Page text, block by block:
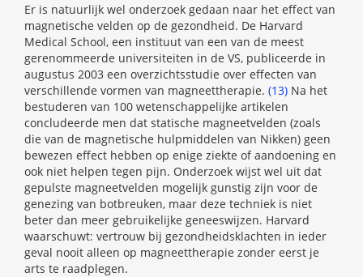
Er is natuurlijk wel onderzoek gedaan naar het effect van
magnetische velden op de gezondheid. De Harvard
Medical School, een instituut van een van de meest
gerenommeerde universiteiten in de VS, publiceerde in
augustus 2003 een overzichtsstudie over effecten van
verschillende vormen van magneettherapie. (13) Na het
bestuderen van 100 wetenschappelijke artikelen
concludeerde men dat statische magneetvelden (zoals
die van de magnetische hulpmiddelen van Nikken) geen
bewezen effect hebben op enige ziekte of aandoening en
ook niet helpen tegen pijn. Onderzoek wijst wel uit dat
gepulste magneetvelden mogelijk gunstig zijn voor de
genezing van botbreuken, maar deze techniek is niet
beter dan meer gebruikelijke geneeswijzen. Harvard
waarschuwt: vertrouw bij gezondheidsklachten in ieder
geval nooit alleen op magneettherapie zonder eerst je
arts te raadplegen.